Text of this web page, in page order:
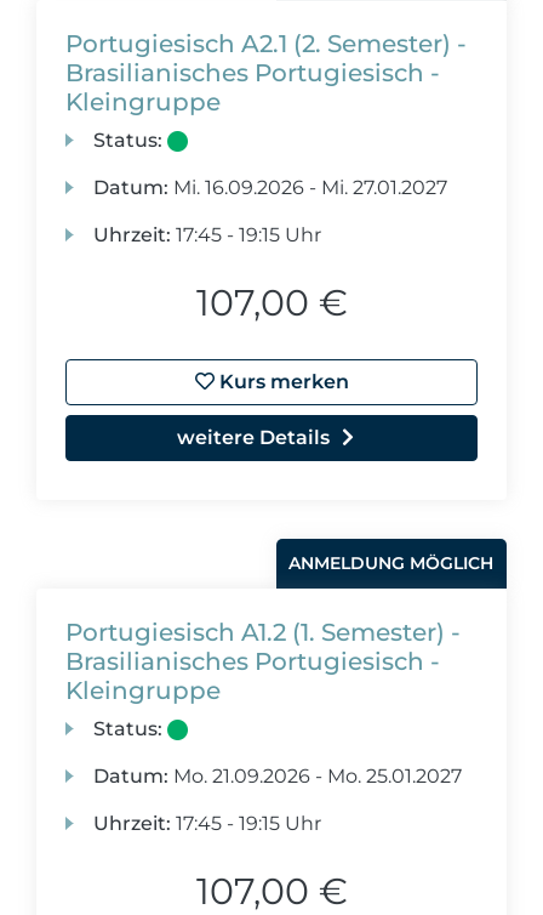
Portugiesisch A2.1 (2. Semester) -
Brasilianisches Portugiesisch -
Kleingruppe
Status:
Datum: Mi. 16.09.2026 - Mi. 27.01.2027
Uhrzeit: 17:45 - 19:15 Uhr
107,00 €
Kurs merken
weitere Details
ANMELDUNG MÖGLICH
Portugiesisch A1.2 (1. Semester) -
Brasilianisches Portugiesisch -
Kleingruppe
Status:
Datum: Mo. 21.09.2026 - Mo. 25.01.2027
Uhrzeit: 17:45 - 19:15 Uhr
107,00 €